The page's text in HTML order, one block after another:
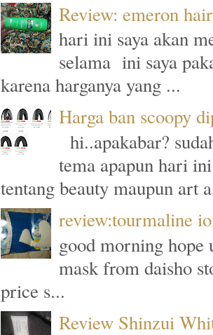
Review: emeron
hari ini saya akan
selama ini saya
karena harganya yang ...
Harga ban scoopy
hi..apakabar?
tema apapun hari
tentang beauty maupun art
review:tourmaline
good morning
mask from daisho
price s...
Review Shinzui